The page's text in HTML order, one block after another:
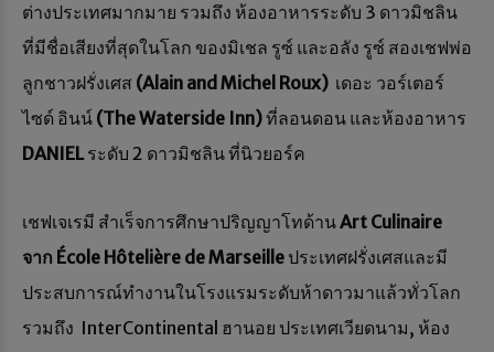
ต่างประเทศมากมาย รวมถึง ห้องอาหารระดับ 3 ดาวมิชลิน
ที่มีชื่อเสียงที่สุดในโลก ของมิเชล รูซ์ และอลัง รูซ์ สองเชฟพ่อ
ลูกชาวฝรั่งเศส (Alain and Michel Roux) เดอะ วอร์เตอร์
ไซด์ อินน์ (The Waterside Inn)ที่ลอนดอน และห้องอาหาร
DANIELระดับ 2 ดาวมิชลิน ที่นิวยอร์ค
เชฟเจเรมี สำเร็จการศึกษาปริญญาโทด้านArt Culinaire
จาก École Hôtelière de Marseille ประเทศฝรั่งเศสและมี
ประสบการณ์ทำงานในโรงแรมระดับห้าดาวมาแล้วทั่วโลก
รวมถึง InterContinental ฮานอย ประเทศเวียดนาม, ห้อง